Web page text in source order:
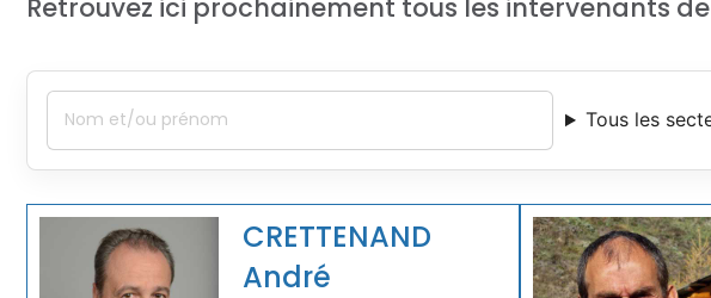
Retrouvez ici prochainement tous les intervenants
Tous les
CRETTENAND
André